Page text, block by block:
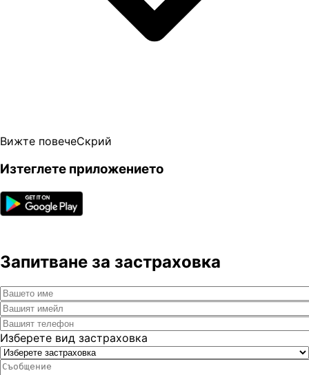
Вижте повечеСкрий
Изтеглете приложението
Запитване за застраховка
Изберете вид застраховка